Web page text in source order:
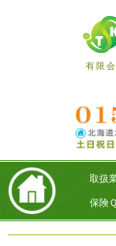
有限
取扱
保険